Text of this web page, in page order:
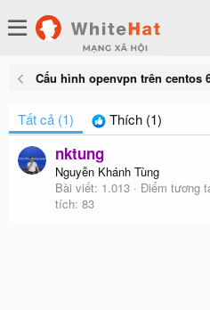
Cấu hình openvpn trên centos
Tất cả (1) Thích (1)
nktung
Nguyễn Khánh Tùng
Bài viết 1.013 Điểm tương
tích 83